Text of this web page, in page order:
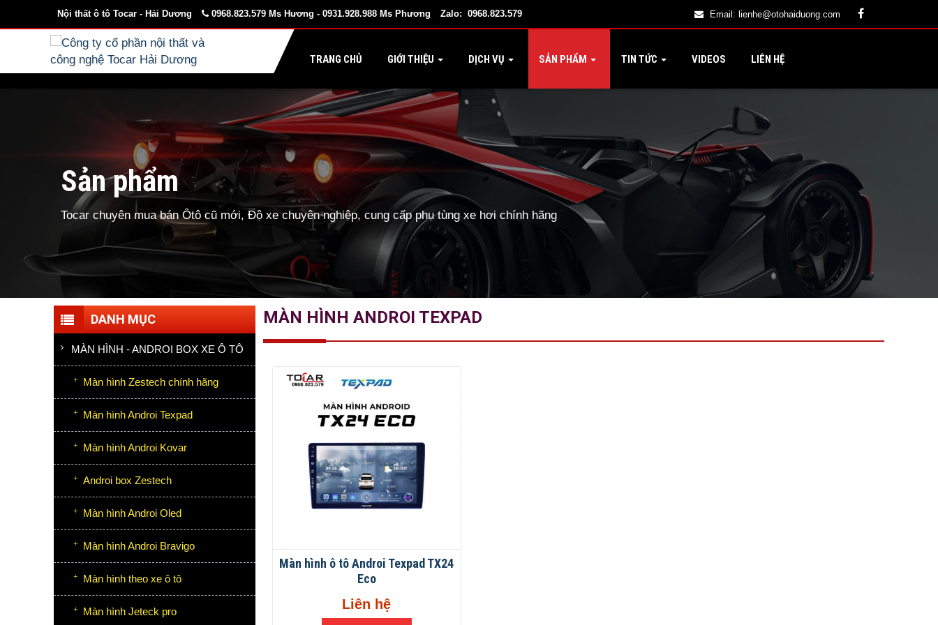
Email: lienhe@otohaiduong.com
Nội thất ô tô Tocar - Hải Dương 0968.823.579 Ms Hương - 0931.928.988 Ms Phương Zalo: 0968.823.579
TRANG CHỦ GIỚI THIỆU DỊCH VỤ SẢN PHẨM TIN TỨC VIDEOS LIÊN HỆ
Sản phẩm
Tocar chuyên mua bán Ôtô cũ mới, Độ xe chuyên nghiệp, cung cấp phụ tùng xe hơi chính hãng
MÀN HÌNH ANDROI TEXPAD
Màn hình ô tô Androi Texpad TX24
Eco
Liên hệ
DANH MỤC
MÀN HÌNH - ANDROI BOX XE Ô TÔ
Màn hình Zestech chính hãng
Màn hình Androi Texpad
Màn hình Androi Kovar
Androi box Zestech
Màn hình Androi Oled
Màn hình Androi Bravigo
Màn hình theo xe ô tô
Màn hình Jeteck pro